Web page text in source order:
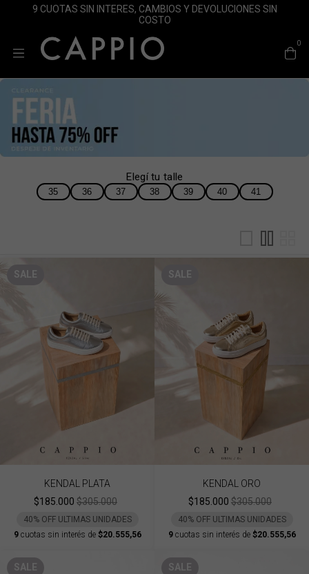
9 CUOTAS SIN INTERES, CAMBIOS Y DEVOLUCIONES SIN
COSTO
0
Elegí tu talle
35 36 37 38 39 40 41
SALE
KENDAL PLATA
$185.000 $305.000
40% OFF ULTIMAS UNIDADES
9cuotas sin interés de $20.555,56
SALE
KENDAL ORO
$185.000 $305.000
40% OFF ULTIMAS UNIDADES
9cuotas sin interés de $20.555,56
SALE SALE